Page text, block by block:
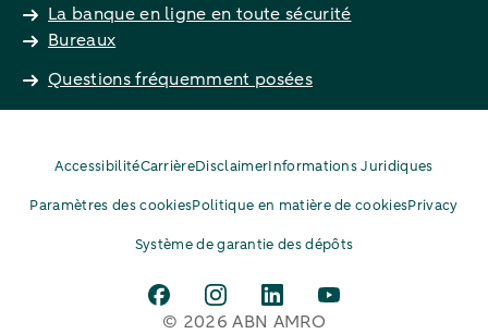
La banque en ligne en toute sécurité
Bureaux
Questions fréquemment posées
AccessibilitéCarrièreDisclaimerInformations Juridiques
Paramètres des cookiesPolitique en matière de cookiesPrivacy
Système de garantie des dépôts
© 2026 ABN AMRO